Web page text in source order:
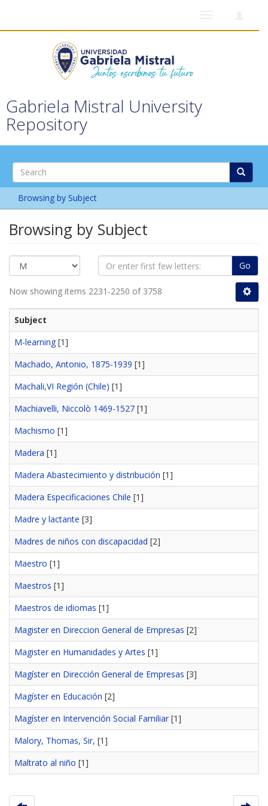
Gabriela Mistral University
Repository
Browsing by Subject
Browsing by Subject
Go
Now showing items 2231-2250 of 3758
Subject
M-learning[1]
Machado, Antonio, 1875-1939 [1]
Machali,VI Región (Chile) [1]
Machiavelli, Niccolò 1469-1527 [1]
Machismo [1]
Madera [1]
Madera Abastecimiento y distribución [1]
Madera Especificaciones Chile [1]
Madre y lactante [3]
Madres de niños con discapacidad [2]
Maestro [1]
Maestros [1]
Maestros de idiomas [1]
Magister en Direccion General de Empresas [2]
Magister en Humanidades y Artes [1]
Magíster en Dirección General de Empresas [3]
Magíster en Educación [2]
Magíster en Intervención Social Familiar[1]
Malory, Thomas, Sir, [1]
Maltrato al niño [1]